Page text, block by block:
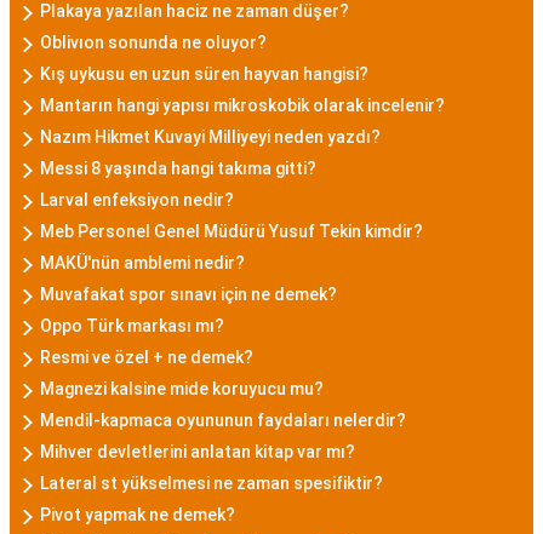
Plakaya yazılan haciz ne zaman düşer?
Oblivıon sonunda ne oluyor?
Kış uykusu en uzun süren hayvan hangisi?
Mantarın hangi yapısı mikroskobik olarak incelenir?
Nazım Hikmet Kuvayi Milliyeyi neden yazdı?
Messi 8 yaşında hangi takıma gitti?
Larval enfeksiyon nedir?
Meb Personel Genel Müdürü Yusuf Tekin kimdir?
MAKÜ'nün amblemi nedir?
Muvafakat spor sınavı için ne demek?
Oppo Türk markası mı?
Resmi ve özel + ne demek?
Magnezi kalsine mide koruyucu mu?
Mendil-kapmaca oyununun faydaları nelerdir?
Mihver devletlerini anlatan kitap var mı?
Lateral st yükselmesi ne zaman spesifiktir?
Pivot yapmak ne demek?